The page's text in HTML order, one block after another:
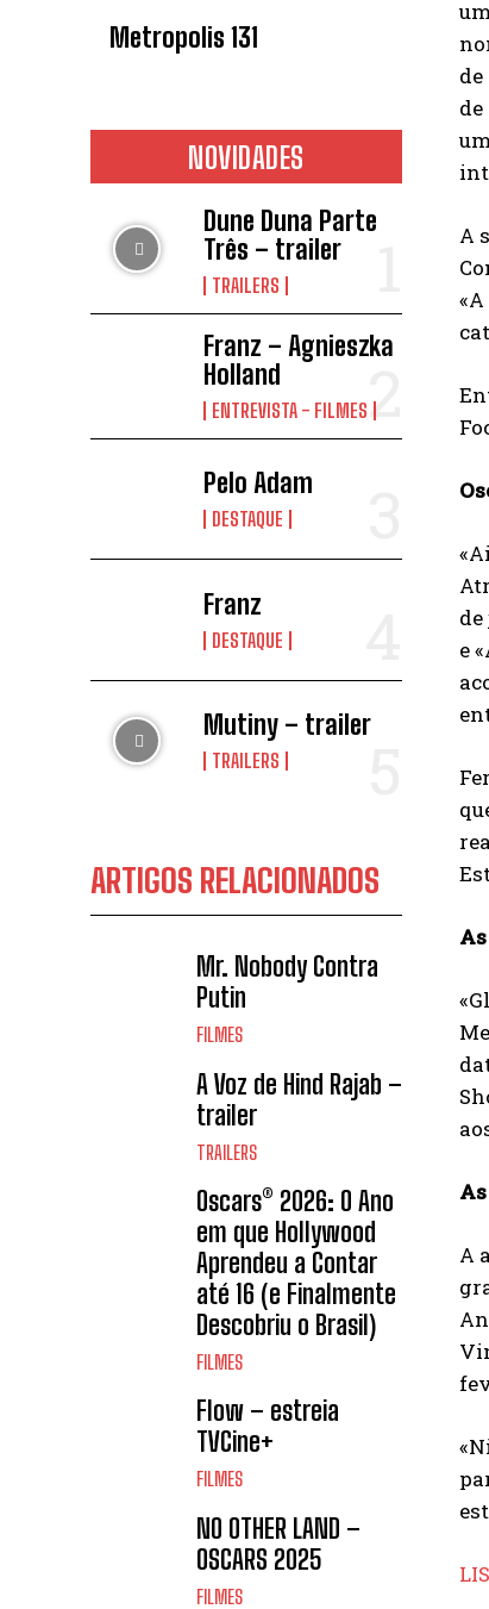
Metropolis 131
NOVIDADES
Dune Duna Parte
Três – trailer
TRAILERS
Franz – Agnieszka
Holland
ENTREVISTA - FILMES
Pelo Adam
DESTAQUE
Franz
DESTAQUE
Mutiny – trailer
TRAILERS
ARTIGOS RELACIONADOS
Mr. Nobody Contra
Putin
FILMES
A Voz de Hind Rajab –
trailer
TRAILERS
Oscars® 2026: O Ano
em que Hollywood
Aprendeu a Contar
até 16 (e Finalmente
Descobriu o Brasil)
FILMES
Flow – estreia
TVCine+
FILMES
NO OTHER LAND –
OSCARS 2025
FILMES
A
e
A